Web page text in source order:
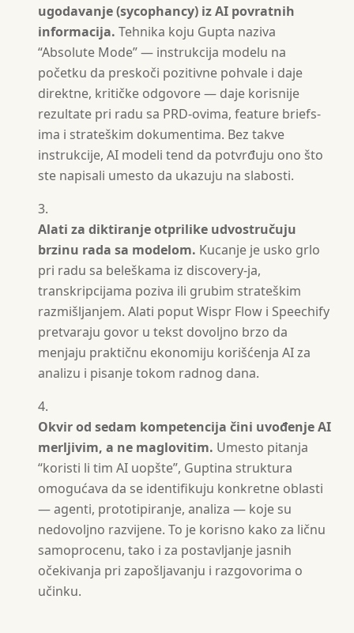
ugodavanje (sycophancy) iz AI povratnih
informacija. Tehnika koju Gupta naziva
“Absolute Mode” — instrukcija modelu na
početku da preskoči pozitivne pohvale i daje
direktne, kritičke odgovore — daje korisnije
rezultate pri radu sa PRD-ovima, feature briefs-
ima i strateškim dokumentima. Bez takve
instrukcije, AI modeli tend da potvrđuju ono što
ste napisali umesto da ukazuju na slabosti.
Alati za diktiranje otprilike udvostručuju
brzinu rada sa modelom. Kucanje je usko grlo
pri radu sa beleškama iz discovery-ja,
transkripcijama poziva ili grubim strateškim
razmišljanjem. Alati poput Wispr Flow i Speechify
pretvaraju govor u tekst dovoljno brzo da
menjaju praktičnu ekonomiju korišćenja AI za
analizu i pisanje tokom radnog dana.
Okvir od sedam kompetencija čini uvođenje AI
merljivim, a ne maglovitim. Umesto pitanja
“koristi li tim AI uopšte”, Guptina struktura
omogućava da se identifikuju konkretne oblasti
— agenti, prototipiranje, analiza — koje su
nedovoljno razvijene. To je korisno kako za ličnu
samoprocenu, tako i za postavljanje jasnih
očekivanja pri zapošljavanju i razgovorima o
učinku.